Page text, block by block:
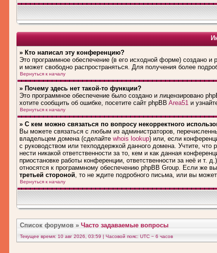
» Кто написал эту конференцию?
Это программное обеспечение (в его исходной форме) создано и
и может свободно распространяться. Для получения более
Вернуться к началу
» Почему здесь нет такой-то функции?
Это программное обеспечение было создано и лицензировано
хотите сообщить об ошибке, посетите сайт phpBB Area51 и
Вернуться к началу
» С кем можно связаться по вопросу некорректного
Вы можете связаться с любым из администраторов,
владельцем домена (сделайте whois lookup) или, если
с руководством или техподдержкой данного домена. Учтите, что
нести никакой ответственности за то, кем и как данная
приостановке работы конференции, ответственности за неё и т.
относятся к программному обеспечению phpBB Group. Если же
третьей стороной, то не ждите подробного письма, или вы
Вернуться к началу
Список форумов » Часто задаваемые вопросы
Текущее время: 10 авг 2026, 03:59 | Часовой пояс: UTC − 6 часов